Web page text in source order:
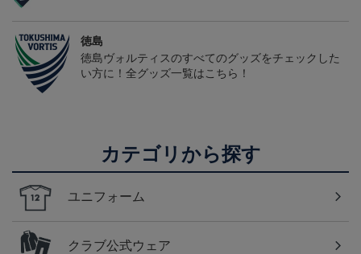
徳島
徳島ヴォルティスのすべてのグッズをチェックした
い方に！全グッズ一覧はこちら！
カテゴリから探す
ユニフォーム
クラブ公式ウェア